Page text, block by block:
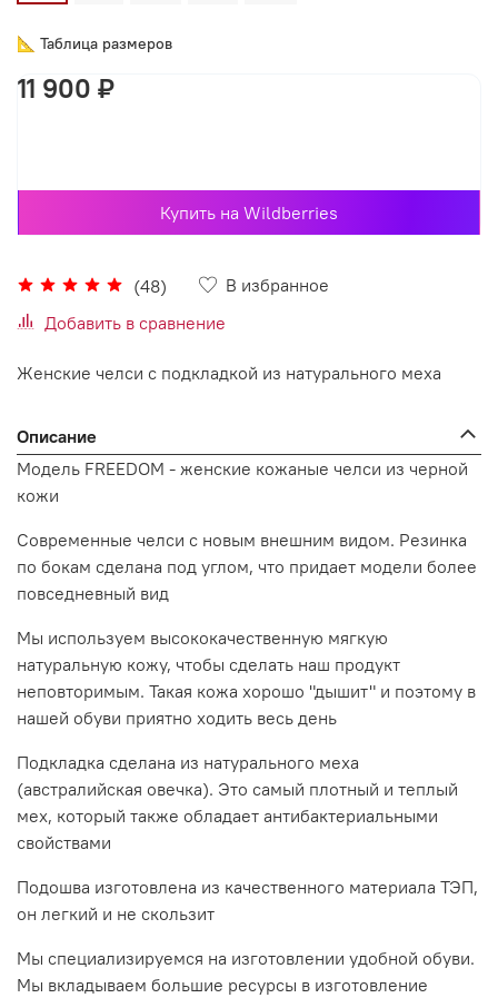
(48)
В избранное
Добавить в сравнение
📐 Таблица размеров
11 900 ₽
Купить на Wildberries
Женские челси с подкладкой из натурального меха
Описание
Модель FREEDOM - женские кожаные челси из черной
кожи
Современные челси с новым внешним видом. Резинка
по бокам сделана под углом, что придает модели более
повседневный вид
Мы используем высококачественную мягкую
натуральную кожу, чтобы сделать наш продукт
неповторимым. Такая кожа хорошо "дышит" и поэтому в
нашей обуви приятно ходить весь день
Подкладка сделана из натурального меха
(австралийская овечка). Это самый плотный и теплый
мех, который также обладает антибактериальными
свойствами
Подошва изготовлена из качественного материала ТЭП,
он легкий и не скользит
Мы специализируемся на изготовлении удобной обуви.
Мы вкладываем большие ресурсы в изготовление